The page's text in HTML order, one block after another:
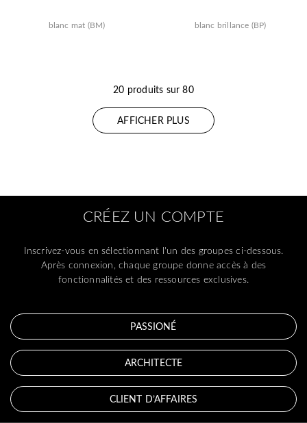
blanc mat (BM) blanc brillance (BP)
20 produits sur 80
AFFICHER PLUS
CRÉEZ UN COMPTE
Inscrivez-vous en sélectionnant l'un des groupes ci-dessous.
Après connexion, chaque groupe donne accès à des
fonctionnalités et des ressources exclusives.
PASSIONÉ
ARCHITECTE
CLIENT D’AFFAIRES